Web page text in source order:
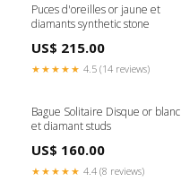
Puces d'oreilles or jaune et
diamants synthetic stone
US$ 215.00
★★★★★ 4.5 (14 reviews)
Bague Solitaire Disque or blanc
et diamant studs
US$ 160.00
★★★★★ 4.4 (8 reviews)